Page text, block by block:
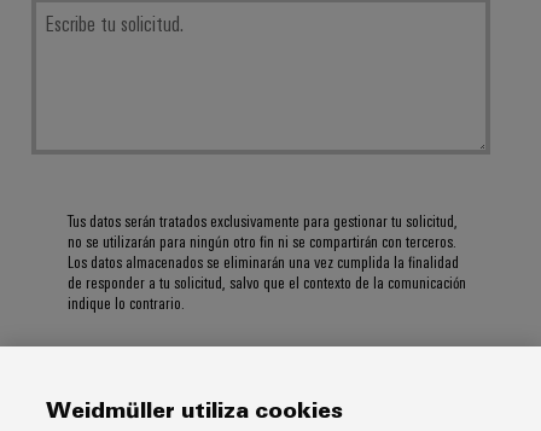
Tus datos serán tratados exclusivamente para gestionar tu solicitud,
no se utilizarán para ningún otro fin ni se compartirán con terceros.
Los datos almacenados se eliminarán una vez cumplida la finalidad
de responder a tu solicitud, salvo que el contexto de la comunicación
indique lo contrario.
Weidmüller utiliza cookies